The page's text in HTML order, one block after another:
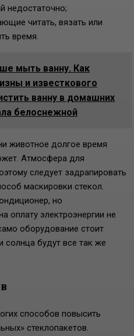
недостаточно;
читать, вязать или
время.
мыть ванну. Как
и известкового
ванну в домашних
белоснежной
животное долгое время
Атмосфера для
следует задрапировать
маскировки стекол.
но
оплату электроэнергии не
оборудование стоит
солнца будут все так же
способов повысить
стеклопакетов.